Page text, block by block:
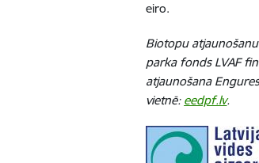
eiro.
Biotopu
parka fonds LVAF
atjaunošana
vietnē: eedpf.lv.